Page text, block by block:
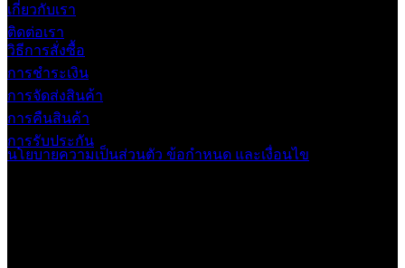
เกี่ยวกับเรา
ติดต่อเรา
วิธีการสั่งซื้อ
การชำระเงิน
การจัดส่งสินค้า
การคืนสินค้า
การรับประกัน
นโยบายความเป็นส่วนตัว ข้อกำหนด และเงื่อนไข